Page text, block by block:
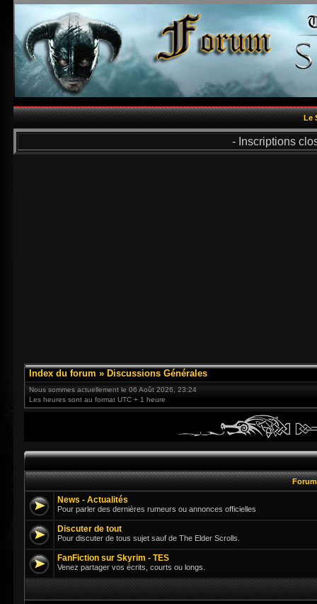
Le
- Inscriptions
Index du forum » Discussions Générales
Nous sommes actuellement le 06 Août 2026, 23:24
Les heures sont au format UTC + 1 heure
News - Actualités
Pour parler des dernières rumeurs ou annonces officielles
Discuter de tout
Pour discuter de tous sujet sauf de The Elder Scrolls.
FanFiction sur Skyrim - TES
Venez partager vos écrits, courts ou longs.